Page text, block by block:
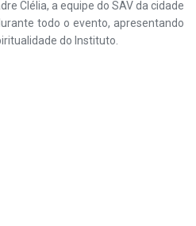
Clélia, a equipe do SAV da cidade
todo o evento, apresentando
do Instituto.